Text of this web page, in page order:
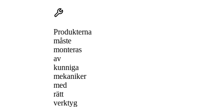
Produkterna
måste
monteras
av
kunniga
mekaniker
med
rätt
verktyg